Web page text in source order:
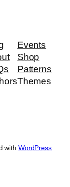
Events
Shop
Patterns
Themes
with WordPress